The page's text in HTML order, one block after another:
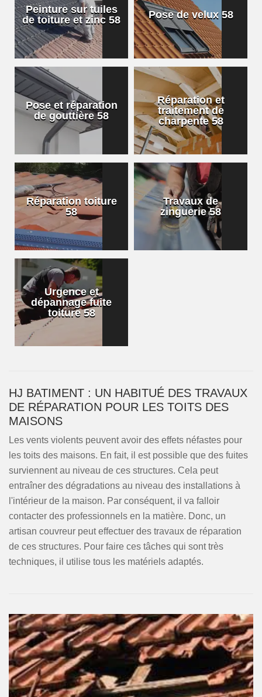
Peinture sur tuiles
de toiture et zinc 58
Pose de velux 58
Pose et réparation
de gouttière 58
Réparation et
traitement de
charpente 58
Réparation toiture
58
Travaux de
zinguerie 58
Urgence et
dépannage fuite
toiture 58
HJ BATIMENT : UN HABITUÉ DES TRAVAUX
DE RÉPARATION POUR LES TOITS DES
MAISONS
Les vents violents peuvent avoir des effets néfastes pour
les toits des maisons. En fait, il est possible que des fuites
surviennent au niveau de ces structures. Cela peut
entraîner des dégradations au niveau des installations à
l'intérieur de la maison. Par conséquent, il va falloir
contacter des professionnels en la matière. Donc, un
artisan couvreur peut effectuer des travaux de réparation
de ces structures. Pour faire ces tâches qui sont très
techniques, il utilise tous les matériels adaptés.